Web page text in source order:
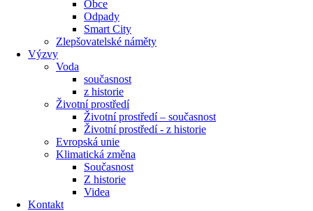
Obce
Odpady
Smart City
Zlepšovatelské náměty
Výzvy
Voda
současnost
z historie
Životní prostředí
Životní prostředí – současnost
Životní prostředí ​- z historie
Evropská unie
Klimatická změna
Současnost
Z historie
Videa
Kontakt